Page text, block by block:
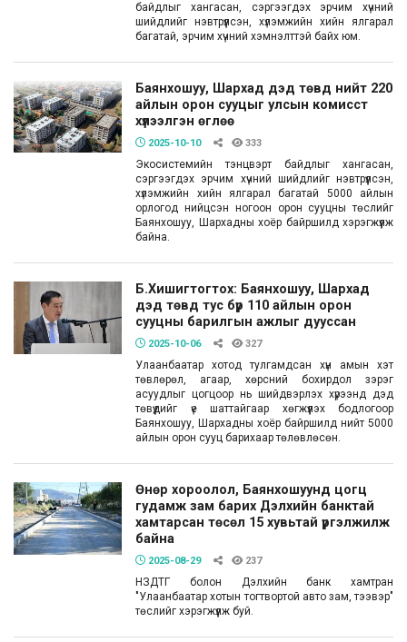
байдлыг хангасан, сэргээгдэх эрчим хүчний
шийдлийг нэвтрүүлсэн, хүлэмжийн хийн ялгарал
багатай, эрчим хүчний хэмнэлттэй байх юм.
Баянхошуу, Шархад дэд төвд нийт 220
айлын орон сууцыг улсын комисст
хүлээлгэн өглөө
2025-10-10 333
Экосистемийн тэнцвэрт байдлыг хангасан,
сэргээгдэх эрчим хүчний шийдлийг нэвтрүүлсэн,
хүлэмжийн хийн ялгарал багатай 5000 айлын
орлогод нийцсэн ногоон орон сууцны төслийг
Баянхошуу, Шархадны хоёр байршилд хэрэгжүүлж
байна.
Б.Хишигтогтох: Баянхошуу, Шархад
дэд төвд тус бүр 110 айлын орон
сууцны барилгын ажлыг дууссан
2025-10-06 327
Улаанбаатар хотод тулгамдсан хүн амын хэт
төвлөрөл, агаар, хөрсний бохирдол зэрэг
асуудлыг цогцоор нь шийдвэрлэх хүрээнд дэд
төвүүдийг үе шаттайгаар хөгжүүлэх бодлогоор
Баянхошуу, Шархадны хоёр байршилд нийт 5000
айлын орон сууц барихаар төлөвлөсөн.
Өнөр хороолол, Баянхошуунд цогц
гудамж зам барих Дэлхийн банктай
хамтарсан төсөл 15 хувьтай үргэлжилж
байна
2025-08-29 237
НЗДТГ болон Дэлхийн банк хамтран
"Улаанбаатар хотын тогтвортой авто зам, тээвэр"
төслийг хэрэгжүүлж буй.